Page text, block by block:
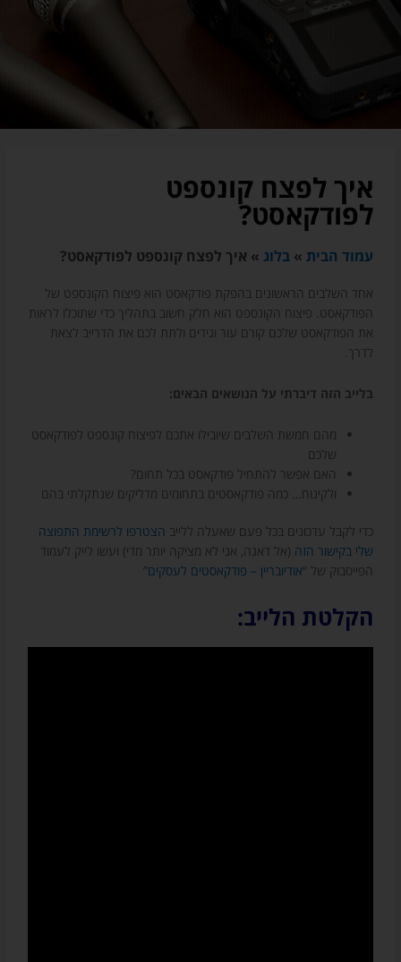
איך לפצח קונספט
לפודקאסט?
עמוד הבית »בלוג » איך לפצח קונספט לפודקאסט?
אחד השלבים הראשונים בהפקת פודקאסט הוא פיצוח הקונספט של
הפודקאסט. פיצוח הקונספט הוא חלק חשוב בתהליך כדי שתוכלו לראות
את הפודקאסט שלכם קורם עור וגידים ולתת לכם את הדרייב לצאת
לדרך.
בלייב הזה דיברתי על הנושאים הבאים:
מהם חמשת השלבים שיובילו אתכם לפיצוח קונספט לפודקאסט
שלכם
האם אפשר להתחיל פודקאסט בכל תחום?
ולקינוח… כמה פודקאסטים בתחומים מדליקים שנתקלתי בהם
כדי לקבל עדכונים בכל פעם שאעלה ללייב הצטרפו לרשימת התפוצה
שלי בקישור הזה (אל דאגה, אני לא מציקה יותר מדי) ועשו לייק לעמוד
הפייסבוק של “אודיובריין – פודקאסטים לעסקים”
הקלטת הלייב: